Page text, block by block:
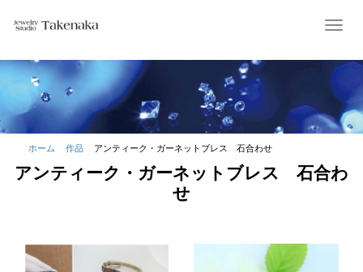
T
g
g
l
n
i
ホーム 作品 アンティーク・ガーネットブレス 石合わせ
アンティーク・ガーネットブレス 石合わ
せ